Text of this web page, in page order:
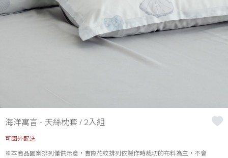
海洋寓言 - 天絲枕套 / 2入組
可國外配送
※本商品圖案排列僅供示意，實際花紋排列依製作時裁切的布料為主，不會